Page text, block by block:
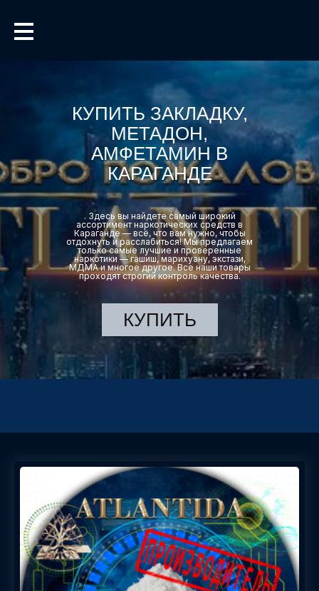
КУПИТЬ ЗАКЛАДКУ,
МЕТАДОН,
АМФЕТАМИН В
КАРАГАНДЕ
. Здесь вы найдете самый широкий
ассортимент наркотических средств в
Караганде — всё, что вам нужно, чтобы
отдохнуть и расслабиться! Мы предлагаем
только самые лучшие и проверенные
наркотики — гашиш, марихуану, экстази,
МДМА и многое другое. Все наши товары
проходят строгий контроль качества.
КУПИТЬ